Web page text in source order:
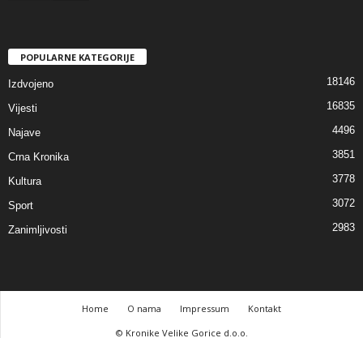
POPULARNE KATEGORIJE
Izdvojeno 18146
Vijesti 16835
Najave 4496
Crna Kronika 3851
Kultura 3778
Sport 3072
Zanimljivosti 2983
Home O nama Impressum
Kontakt
© Kronike Velike Gorice d.o.o.